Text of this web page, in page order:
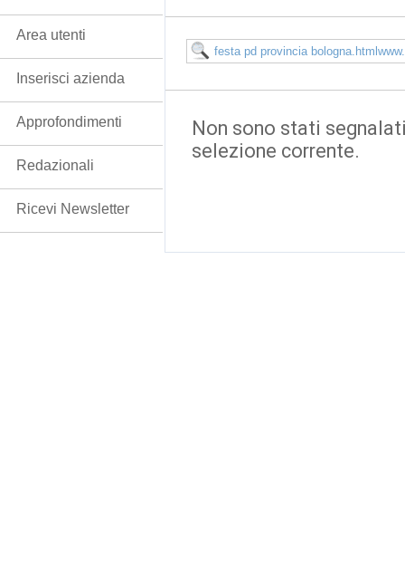
Non sono stati
selezione corrente.
Area utenti
Inserisci azienda
Approfondimenti
Redazionali
Ricevi Newsletter